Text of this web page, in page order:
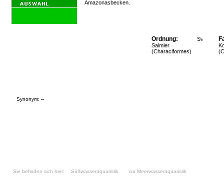
Amazonasbecken.
Ordnung:
Salmler
(Characiformes)
Synonym: --
Sie befinden sich hier: Süßwasseraquaristik zur Meerwasseraquaristik